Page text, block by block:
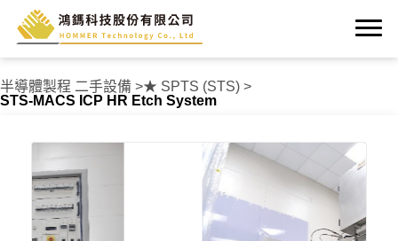
半導體製程 二手設備
★ SPTS (STS)
STS-MACS ICP HR Etch System